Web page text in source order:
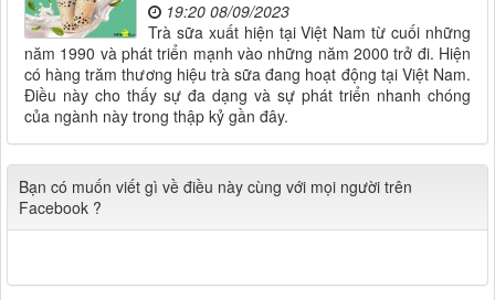
19:20 08/09/2023
Trà sữa xuất hiện tại Việt Nam từ cuối những
năm 1990 và phát triển mạnh vào những năm 2000 trở đi. Hiện
có hàng trăm thương hiệu trà sữa đang hoạt động tại Việt Nam.
Điều này cho thấy sự đa dạng và sự phát triển nhanh chóng
của ngành này trong thập kỷ gần đây.
Bạn có muốn viết gì về điều này cùng với mọi người trên
Facebook ?